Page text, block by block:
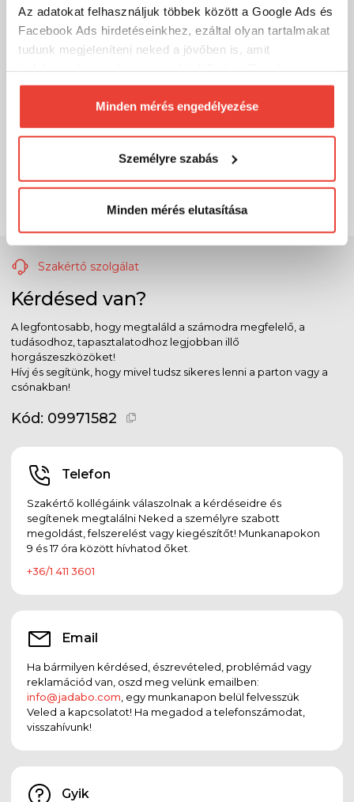
Az adatokat felhasználjuk többek között a Google Ads és
Facebook Ads hirdetéseinkhez, ezáltal olyan tartalmakat
tudunk megjeleníteni neked a jövőben is, amit
biztosításához arra kérünk, hogy engedd meg
számunkra minden mérés használatát.
Természetesensoha semmilyen formában nem fogunk
megváltoztathatod a döntésed ezzel kapcsolatban.
Előre is köszönjük!
Minden mérés engedélyezése
Személyre szabás
Minden mérés elutasítása
Szakértő szolgálat
Kérdésed van?
A legfontosabb, hogy megtaláld a számodra megfelelő, a
tudásodhoz, tapasztalatodhoz legjobban illő
horgászeszközöket!
Hívj és segítünk, hogy mivel tudsz sikeres lenni a parton vagy a
csónakban!
Kód: 09971582
Telefon
Szakértő kollégáink válaszolnak a kérdéseidre és
segítenek megtalálni Neked a személyre szabott
megoldást, felszerelést vagy kiegészítőt! Munkanapokon
9 és 17 óra között hívhatod őket.
+36/1 411 3601
Email
Ha bármilyen kérdésed, észrevételed, problémád vagy
reklamációd van, oszd meg velünk emailben:
info@jadabo.com , egy munkanapon belül felvesszük
Veled a kapcsolatot! Ha megadod a telefonszámodat,
visszahívunk!
Gyik